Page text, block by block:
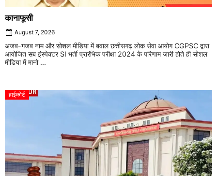
कानाफूसी
August 7, 2026
अजब-गजब नाम और सोशल मीडिया में बवाल छत्तीसगढ़ लोक सेवा आयोग CGPSC द्वारा
आयोजित सब इंस्पेक्टर SI भर्ती प्रारंभिक परीक्षा 2024 के परिणाम जारी होते ही सोशल
मीडिया में मानो ...
हाईकोर्ट